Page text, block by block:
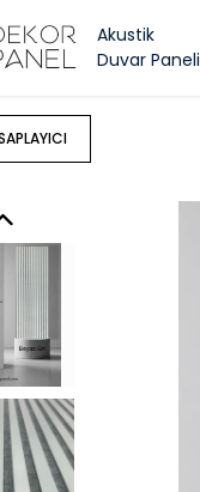
Akustik
Duvar Paneli